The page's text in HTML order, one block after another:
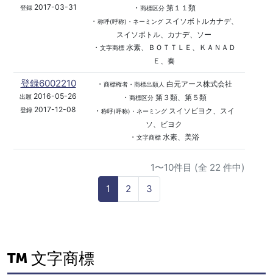
登録2017-03-31
・ 商標区分第１１類
・ 称呼(呼称)・ネーミングスイソボトルカナデ、
スイソボトル、カナデ、ソー
・ 文字商標水素、ＢＯＴＴＬＥ、ＫＡＮＡＤ
Ｅ、奏
登録6002210
出願 2016-05-26
登録 2017-12-08
・ 商標権者・商標出願人
白元アース株式会社
・ 商標区分第３類、第５類
・ 称呼(呼称)・ネーミングスイソビヨク、スイ
ソ、ビヨク
・ 文字商標水素、美浴
1〜10件目 (全 22 件中)
1
2 3
文字商標